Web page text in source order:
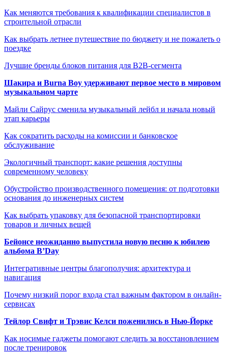
Как меняются требования к квалификации специалистов в
строительной отрасли
Как выбрать летнее путешествие по бюджету и не пожалеть о
поездке
Лучшие бренды блоков питания для B2B-сегмента
Шакира и Burna Boy удерживают первое место в мировом
музыкальном чарте
Майли Сайрус сменила музыкальный лейбл и начала новый
этап карьеры
Как сократить расходы на комиссии и банковское
обслуживание
Экологичный транспорт: какие решения доступны
современному человеку
Обустройство производственного помещения: от подготовки
основания до инженерных систем
Как выбрать упаковку для безопасной транспортировки
товаров и личных вещей
Бейонсе неожиданно выпустила новую песню к юбилею
альбома B’Day
Интегративные центры благополучия: архитектура и
навигация
Почему низкий порог входа стал важным фактором в онлайн-
сервисах
Тейлор Свифт и Трэвис Келси поженились в Нью-Йорке
Как носимые гаджеты помогают следить за восстановлением
после тренировок